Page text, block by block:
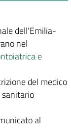
dell'Emilia-
nel
e
del medico
al